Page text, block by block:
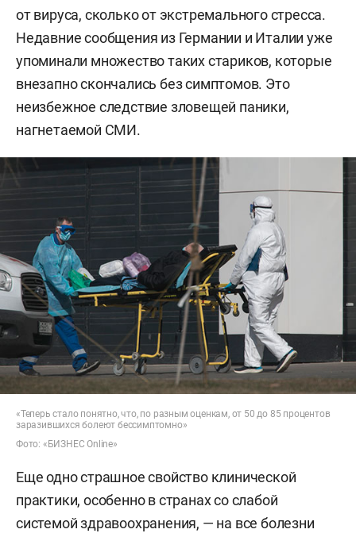
от вируса, сколько от экстремального стресса.
Недавние сообщения из Германии и Италии уже
упоминали множество таких стариков, которые
внезапно скончались без симптомов. Это
неизбежное следствие зловещей паники,
нагнетаемой СМИ.
«Теперь стало понятно, что, по разным оценкам, от 50 до 85 процентов
заразившихся болеют бессимптомно»
Фото: «БИЗНЕС Online»
Еще одно страшное свойство клинической
практики, особенно в странах со слабой
системой здравоохранения, — на все болезни